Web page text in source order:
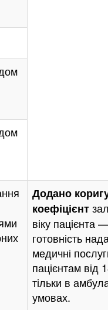
Додано
коефіцієнт
віку
готовність
медичні
пацієнтам від
тільки в
умовах.